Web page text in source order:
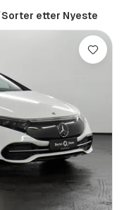
Sorter etter Nyeste
Lagre